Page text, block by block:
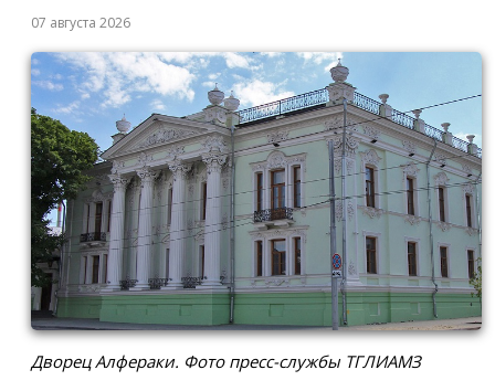
07 августа 2026
Дворец Алфераки. Фото пресс-службы ТГЛИАМЗ